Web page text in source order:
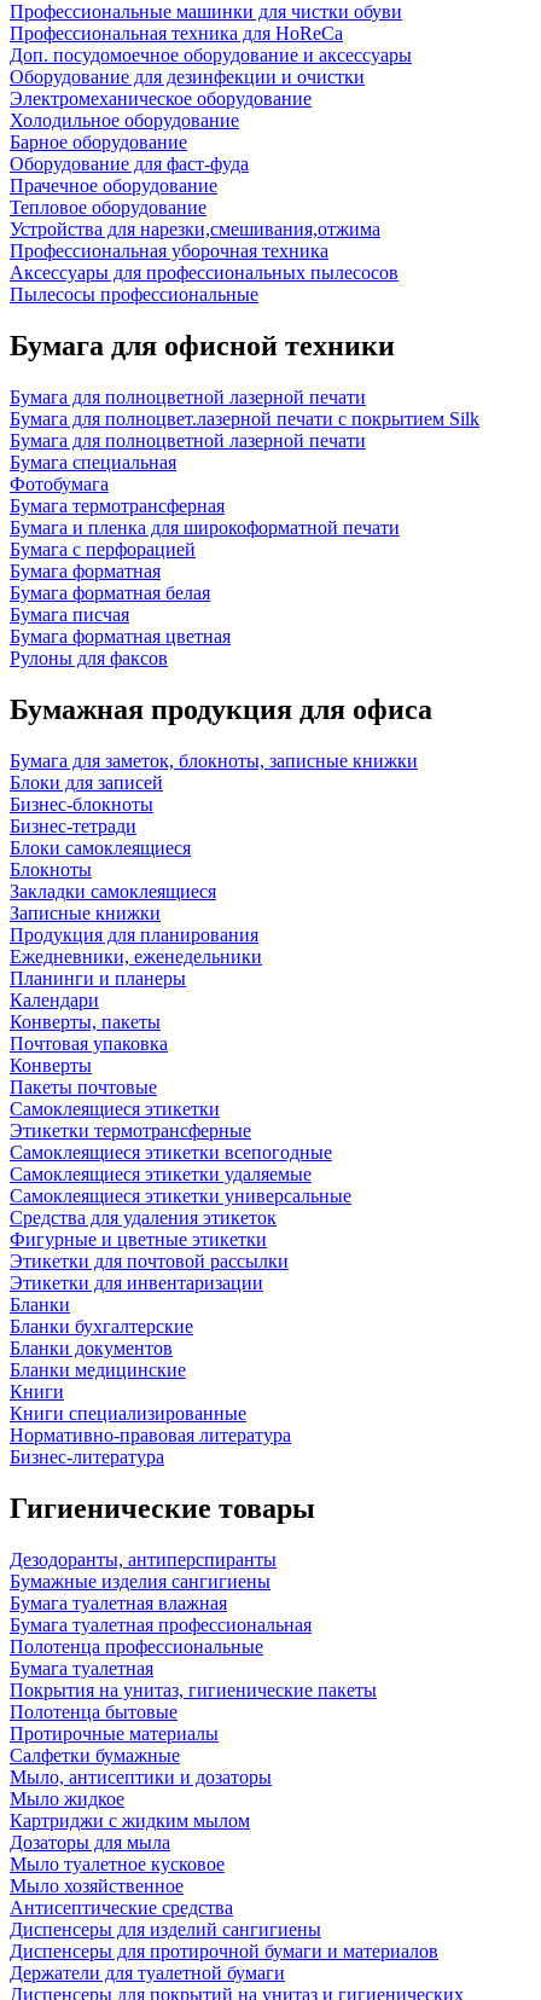
Профессиональные машинки для чистки обуви
Профессиональная техника для HoReCa
Доп. посудомоечное оборудование и аксессуары
Оборудование для дезинфекции и очистки
Электромеханическое оборудование
Холодильное оборудование
Барное оборудование
Оборудование для фаст-фуда
Прачечное оборудование
Тепловое оборудование
Устройства для нарезки,смешивания,отжима
Профессиональная уборочная техника
Аксессуары для профессиональных пылесосов
Пылесосы профессиональные
Бумага для офисной техники
Бумага для полноцветной лазерной печати
Бумага для полноцвет.лазерной печати с покрытием Silk
Бумага для полноцветной лазерной печати
Бумага специальная
Фотобумага
Бумага термотрансферная
Бумага и пленка для широкоформатной печати
Бумага с перфорацией
Бумага форматная
Бумага форматная белая
Бумага писчая
Бумага форматная цветная
Рулоны для факсов
Бумажная продукция для офиса
Бумага для заметок, блокноты, записные книжки
Блоки для записей
Бизнес-блокноты
Бизнес-тетради
Блоки самоклеящиеся
Блокноты
Закладки самоклеящиеся
Записные книжки
Продукция для планирования
Ежедневники, еженедельники
Планинги и планеры
Календари
Конверты, пакеты
Почтовая упаковка
Конверты
Пакеты почтовые
Самоклеящиеся этикетки
Этикетки термотрансферные
Самоклеящиеся этикетки всепогодные
Самоклеящиеся этикетки удаляемые
Самоклеящиеся этикетки универсальные
Средства для удаления этикеток
Фигурные и цветные этикетки
Этикетки для почтовой рассылки
Этикетки для инвентаризации
Бланки
Бланки бухгалтерские
Бланки документов
Бланки медицинские
Книги
Книги специализированные
Нормативно-правовая литература
Бизнес-литература
Гигиенические товары
Дезодоранты, антиперспиранты
Бумажные изделия сангигиены
Бумага туалетная влажная
Бумага туалетная профессиональная
Полотенца профессиональные
Бумага туалетная
Покрытия на унитаз, гигиенические пакеты
Полотенца бытовые
Протирочные материалы
Салфетки бумажные
Мыло, антисептики и дозаторы
Мыло жидкое
Картриджи с жидким мылом
Дозаторы для мыла
Мыло туалетное кусковое
Мыло хозяйственное
Антисептические средства
Диспенсеры для изделий сангигиены
Диспенсеры для протирочной бумаги и материалов
Держатели для туалетной бумаги
Диспенсеры для покрытий на унитаз и гигиенических